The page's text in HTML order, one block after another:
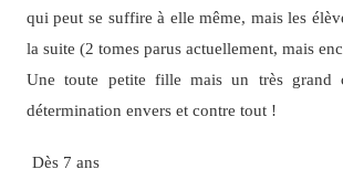
qui peut se suffire à elle même, mais les
la suite (2 tomes parus actuellement, mais
Une toute petite fille mais un très grand
détermination envers et contre tout !
Dès 7 ans